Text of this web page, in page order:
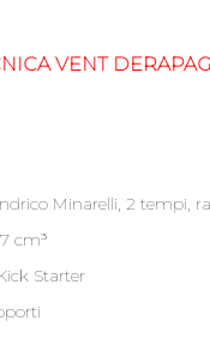
VENT
Minarelli, 2 tempi,
cm³
Starter